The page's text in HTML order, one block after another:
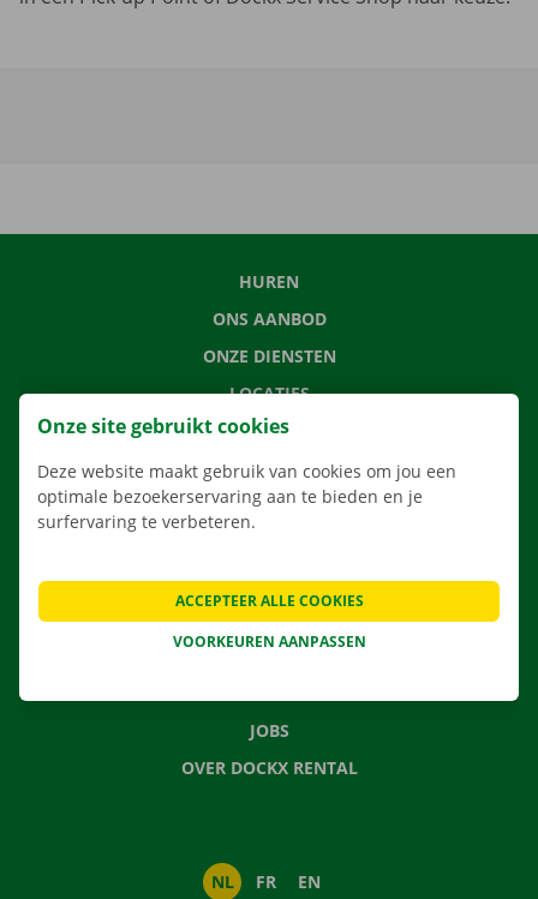
HUREN
ONS AANBOD
ONZE DIENSTEN
LOCATIES
APP
VERHUISOPLOSSINGEN
CONTACTEER ONS
VEELGESTELDE VRAGEN
JOBS
OVER DOCKX RENTAL
NL FR EN
Onze site gebruikt cookies
Deze website maakt gebruik van cookies om jou een
optimale bezoekerservaring aan te bieden en je
surfervaring te verbeteren.
VOORKEUREN AANPASSEN
ACCEPTEER ALLE COOKIES